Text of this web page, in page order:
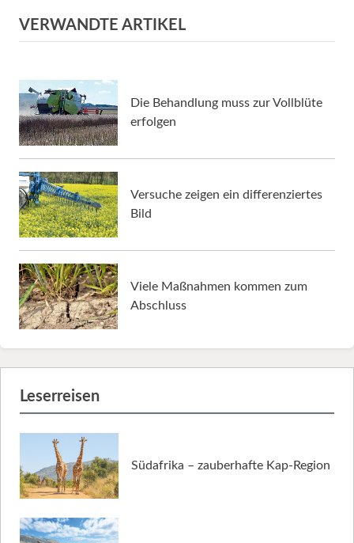
VERWANDTE ARTIKEL
Die Behandlung muss zur Vollblüte
erfolgen
Versuche zeigen ein differenziertes
Bild
Viele Maßnahmen kommen zum
Abschluss
Leserreisen
Südafrika – zauberhafte Kap-Region